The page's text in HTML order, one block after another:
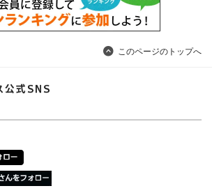
このページのトップへ